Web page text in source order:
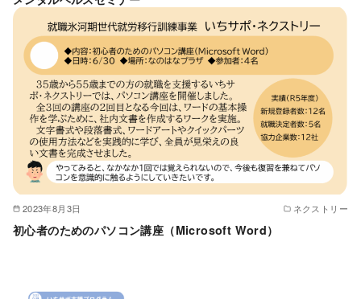
2023年8月3日 ネクストリー
初心者のためのパソコン講座（Microsoft Word）